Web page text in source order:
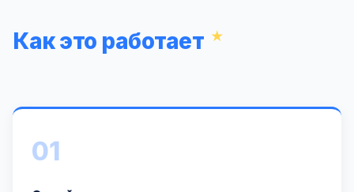
Как это работает
01